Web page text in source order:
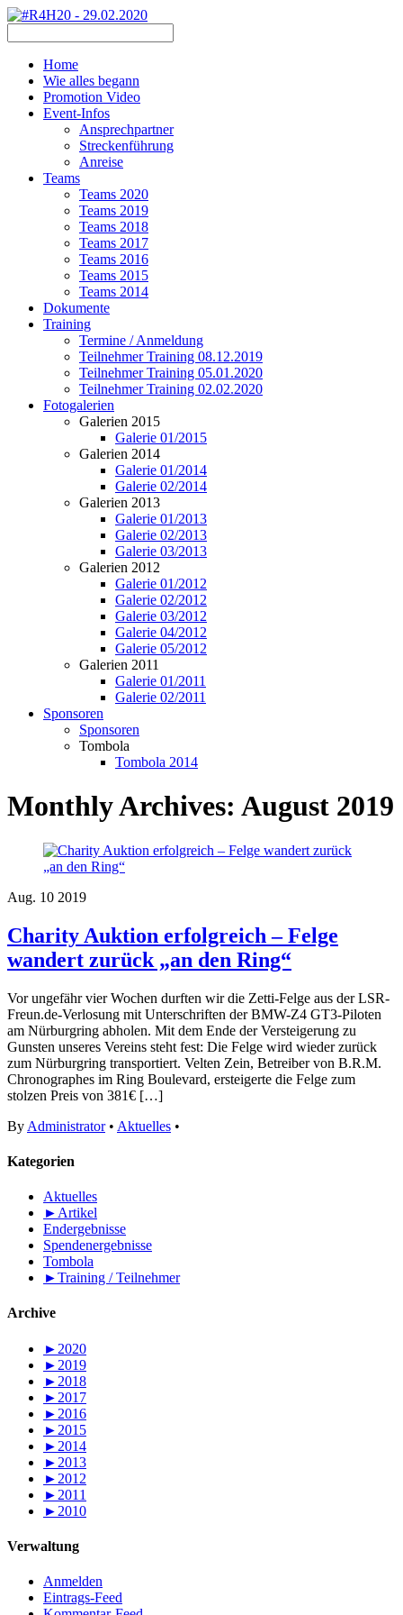
Home
Wie alles begann
Promotion Video
Event-Infos
Ansprechpartner
Streckenführung
Anreise
Teams
Teams 2020
Teams 2019
Teams 2018
Teams 2017
Teams 2016
Teams 2015
Teams 2014
Dokumente
Training
Termine / Anmeldung
Teilnehmer Training 08.12.2019
Teilnehmer Training 05.01.2020
Teilnehmer Training 02.02.2020
Fotogalerien
Galerien 2015
Galerie 01/2015
Galerien 2014
Galerie 01/2014
Galerie 02/2014
Galerien 2013
Galerie 01/2013
Galerie 02/2013
Galerie 03/2013
Galerien 2012
Galerie 01/2012
Galerie 02/2012
Galerie 03/2012
Galerie 04/2012
Galerie 05/2012
Galerien 2011
Galerie 01/2011
Galerie 02/2011
Sponsoren
Sponsoren
Tombola
Tombola 2014
Monthly Archives: August 2019
Aug. 10 2019
Charity Auktion erfolgreich – Felge
wandert zurück „an den Ring“
Vor ungefähr vier Wochen durften wir die Zetti-Felge aus der LSR-
Freun.de-Verlosung mit Unterschriften der BMW-Z4 GT3-Piloten
am Nürburgring abholen. Mit dem Ende der Versteigerung zu
Gunsten unseres Vereins steht fest: Die Felge wird wieder zurück
zum Nürburgring transportiert. Velten Zein, Betreiber von B.R.M.
Chronographes im Ring Boulevard, ersteigerte die Felge zum
stolzen Preis von 381€ […]
By Administrator• Aktuelles •
Kategorien
Aktuelles
► Artikel
Endergebnisse
Spendenergebnisse
Tombola
►Training / Teilnehmer
Archive
► 2020
► 2019
► 2018
► 2017
► 2016
► 2015
► 2014
► 2013
► 2012
► 2011
► 2010
Verwaltung
Anmelden
Eintrags-Feed